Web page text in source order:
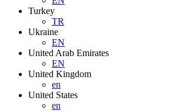
Turkey
TR
Ukraine
EN
United Arab Emirates
EN
United Kingdom
en
United States
en